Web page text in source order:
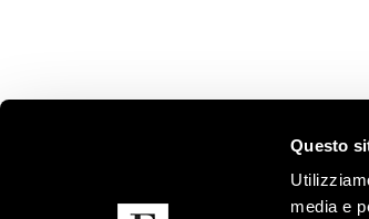
Questo
media e
FRIGERIO POLTRONE E DIVANI SRL